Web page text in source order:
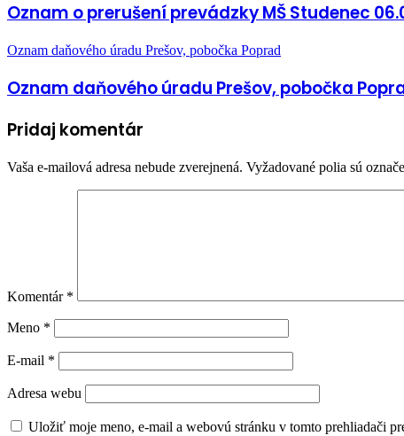
Oznam o prerušení prevádzky MŠ Studenec
Oznam daňového úradu Prešov, pobočka Poprad
Oznam daňového úradu Prešov, pobočka
Pridaj komentár
Vaša e-mailová adresa nebude zverejnená. Vyžadované polia sú
Komentár *
Meno *
E-mail *
Adresa webu
Uložiť moje meno, e-mail a webovú stránku v tomto prehliadači